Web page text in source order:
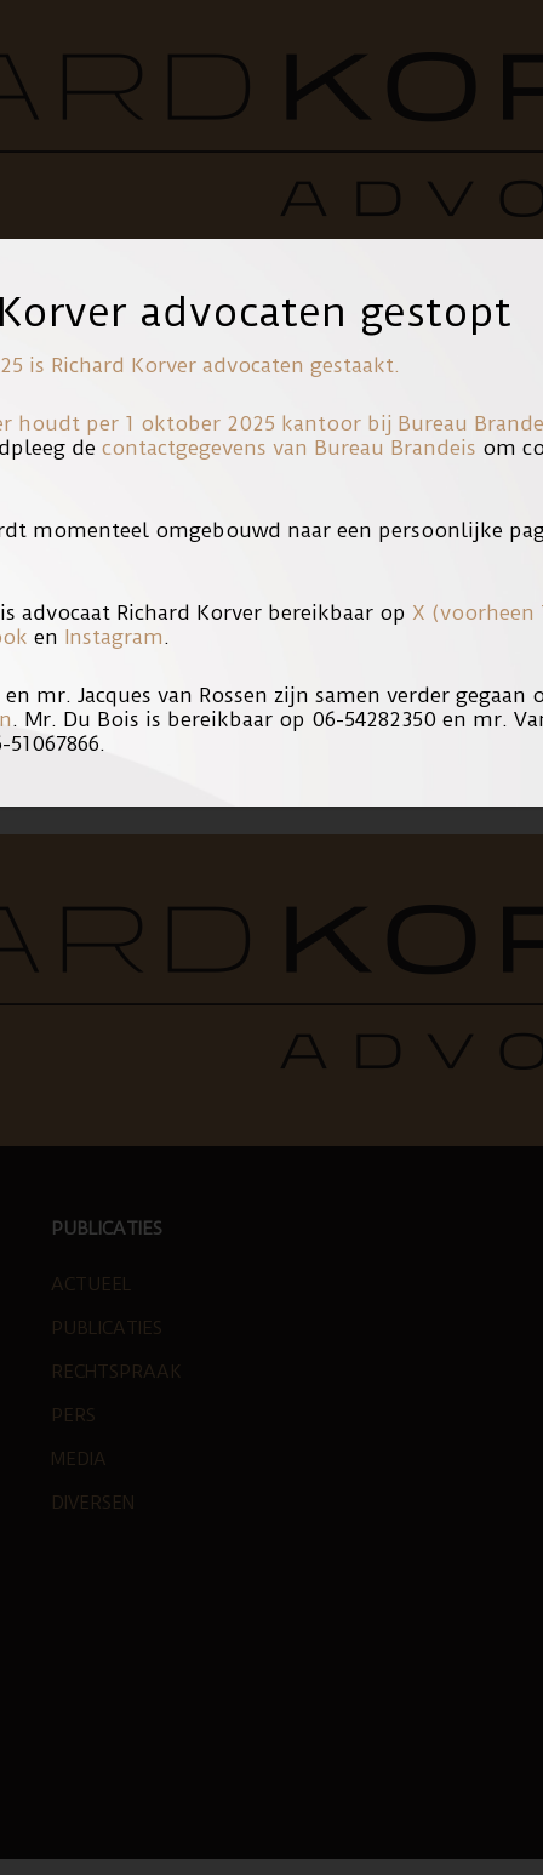
LID VAN
Draaisma bij. Naar nu blijkt had de verdachte volgens
Klik op onderstaande link voor het lezen van het
2015/08/17/Moordverdachte-geen-lid-van-schietclub-wel-
voor het lezen van dit artikel.
verdachte-moord-ex-in-hoofddorp-raadsel.html
PUBLICATIES
ACTUEEL
PUBLICATIES
RECHTSPRAAK
PERS
MEDIA
DIVERSEN
advocaten gestopt
is Richard Korver advocaten gestaakt.
houdt per 1 oktober 2025 kantoor bij Bureau
de contactgegevens van Bureau Brandeis om
momenteel omgebouwd naar een persoonlijke
advocaat Richard Korver bereikbaar op X (voorheen
en Instagram .
mr. Jacques van Rossen zijn samen verder gegaan
. Mr. Du Bois is bereikbaar op 06-54282350 en mr.